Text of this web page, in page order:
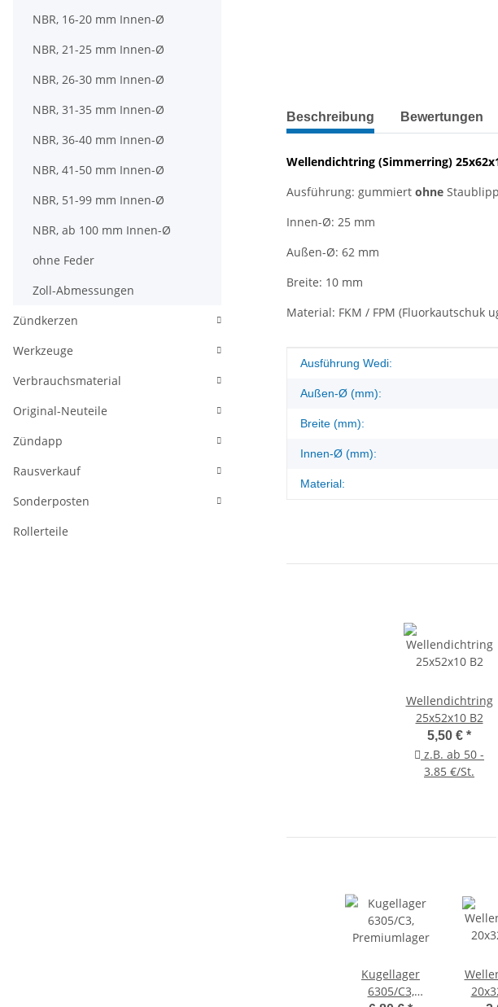
weitere Registerkarten anzeigen
Beschreibung Bewertungen
Wellendichtring (Simmerring)
Ausführung: gummiert ohne
Innen-Ø: 25 mm
Außen-Ø: 62 mm
Breite: 10 mm
Material: FKM / FPM (Fluorkautschuk
Produkteigenschaft
Wert
Ausführung Wedi:
Außen-Ø (mm):
Breite (mm):
Innen-Ø (mm):
Material:
Wellendichtring
25x52x10 B2
5,50 € *
z.B. ab 50 -
3.85 €/St.
Kugellager
6305/C3,
NBR, 16-20 mm Innen-Ø
NBR, 21-25 mm Innen-Ø
NBR, 26-30 mm Innen-Ø
NBR, 31-35 mm Innen-Ø
NBR, 36-40 mm Innen-Ø
NBR, 41-50 mm Innen-Ø
NBR, 51-99 mm Innen-Ø
NBR, ab 100 mm Innen-Ø
ohne Feder
Zoll-Abmessungen
Zündkerzen
Werkzeuge
Verbrauchsmaterial
Original-Neuteile
Zündapp
Rausverkauf
Sonderposten
Rollerteile